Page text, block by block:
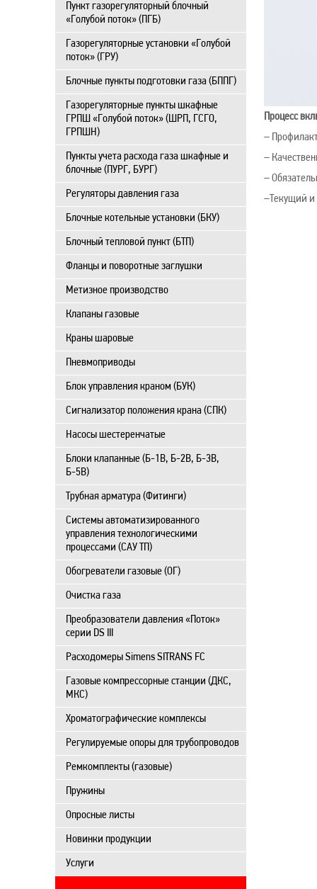
Пункт газорегуляторный блочный
«Голубой поток» (ПГБ)
Газорегуляторные установки «Голубой
поток» (ГРУ)
Блочные пункты подготовки газа (БППГ)
Газорегуляторные пункты шкафные
ГРПШ «Голубой поток» (ШРП, ГСГО,
ГРПШН)
Пункты учета расхода газа шкафные и
блочные (ПУРГ, БУРГ)
Регуляторы давления газа
Блочные котельные установки (БКУ)
Блочный тепловой пункт (БТП)
Фланцы и поворотные заглушки
Метизное производство
Клапаны газовые
Краны шаровые
Пневмоприводы
Блок управления краном (БУК)
Сигнализатор положения крана (СПК)
Насосы шестеренчатые
Блоки клапанные (Б-1В, Б-2В, Б-3В,
Б-5В)
Трубная арматура (Фитинги)
Системы автоматизированного
управления технологическими
процессами (САУ ТП)
Обогреватели газовые (ОГ)
Очистка газа
Преобразователи давления «Поток»
серии DS III
Расходомеры Simens SITRANS FC
Газовые компрессорные станции (ДКС,
МКС)
Хроматографические комплексы
Регулируемые опоры для трубопроводов
Ремкомплекты (газовые)
Пружины
Опросные листы
Новинки продукции
Услуги
Процесс
–
–
–
–Текущий и